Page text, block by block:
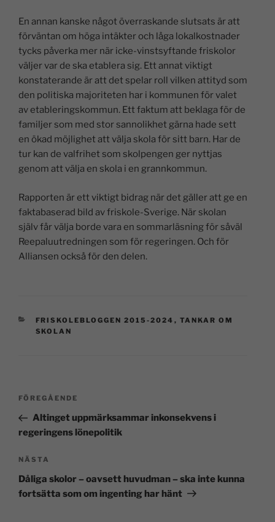
En annan kanske något överraskande slutsats är att
förväntan om höga intäkter och låga lokalkostnader
tycks påverka mer när icke-vinstsyftande friskolor
väljer var de ska etablera sig. Ett annat viktigt
konstaterande är att det spelar roll vilken attityd som
den politiska majoriteten har i kommunen för valet
av etableringskommun. Ett faktum att beklaga för de
familjer som med stor sannolikhet gärna hade sett
en ökad möjlighet att välja skola för sitt barn. Har de
tur kan de valfrihet som skolpengen ger nyttjas
genom att välja en skola i en grannkommun.
Rapporten är ett viktigt bidrag när det gäller att ge en
faktabaserad bild av friskole-Sverige. När skolan
själv får välja borde vara en sommarläsning för såväl
Reepaluutredningen som för regeringen. Och för
Alliansen också för den delen.
FRISKOLEBLOGGEN 2015-2024 , TANKAR OM
SKOLAN
FÖREGÅENDE
Altinget uppmärksammar inkonsekvens i
regeringens lönepolitik
NÄSTA
Dåliga skolor – oavsett huvudman – ska inte kunna
fortsätta som om ingenting har hänt